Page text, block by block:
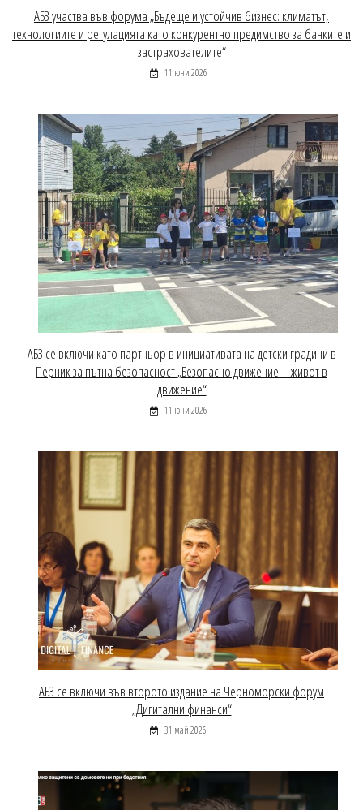
АБЗ участва във форума „Бъдеще и устойчив бизнес: климатът,
технологиите и регулацията като конкурентно предимство за банките и
застрахователите“
11 юни 2026
АБЗ се включи като партньор в инициативата на детски градини в
Перник за пътна безопасност „Безопасно движение – живот в
движение“
11 юни 2026
АБЗ се включи във второто издание на Черноморски форум
„Дигитални финанси“
31 май 2026